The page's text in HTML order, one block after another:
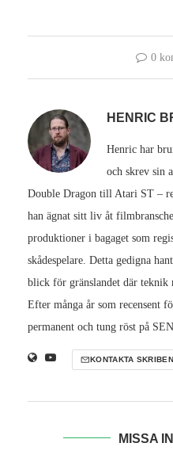
0
HENRIC
Henric har
och skrev sin
Double Dragon till Atari ST –
han ägnat sitt liv åt
produktioner i bagaget som
skådespelare. Detta gedigna
blick för gränslandet där teknik
Efter många år som recensent
permanent och tung röst på
KONTAKTA
MISSA